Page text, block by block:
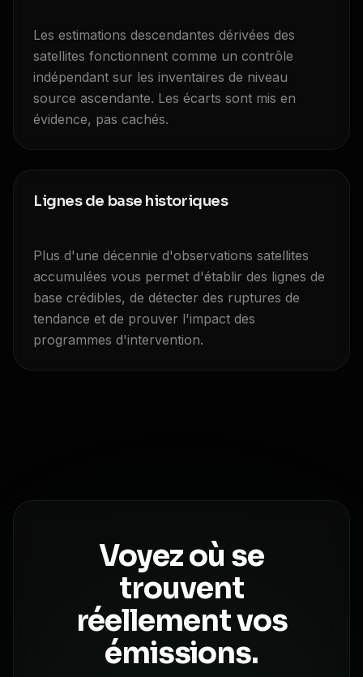
Les estimations descendantes dérivées des
satellites fonctionnent comme un contrôle
indépendant sur les inventaires de niveau
source ascendante. Les écarts sont mis en
évidence, pas cachés.
Lignes de base historiques
Plus d'une décennie d'observations satellites
accumulées vous permet d'établir des lignes de
base crédibles, de détecter des ruptures de
tendance et de prouver l'impact des
programmes d'intervention.
Voyez où se
trouvent
réellement vos
émissions.